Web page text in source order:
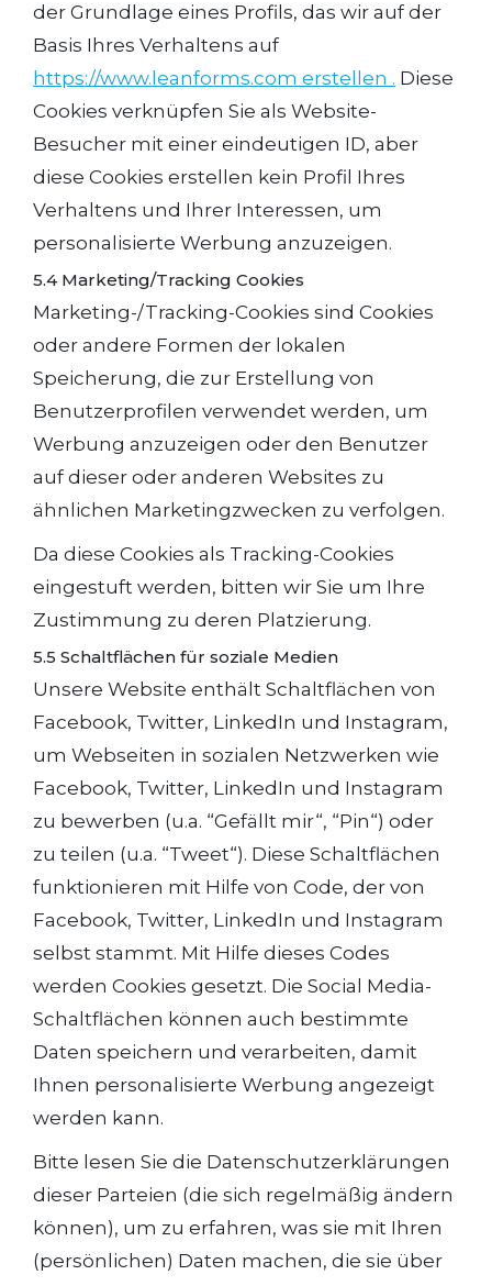
der Grundlage eines Profils, das wir auf der
Basis Ihres Verhaltens auf
https://www.leanforms.com erstellen . Diese
Cookies verknüpfen Sie als Website-
Besucher mit einer eindeutigen ID, aber
diese Cookies erstellen kein Profil Ihres
Verhaltens und Ihrer Interessen, um
personalisierte Werbung anzuzeigen.
5.4 Marketing/Tracking Cookies
Marketing-/Tracking-Cookies sind Cookies
oder andere Formen der lokalen
Speicherung, die zur Erstellung von
Benutzerprofilen verwendet werden, um
Werbung anzuzeigen oder den Benutzer
auf dieser oder anderen Websites zu
ähnlichen Marketingzwecken zu verfolgen.
Da diese Cookies als Tracking-Cookies
eingestuft werden, bitten wir Sie um Ihre
Zustimmung zu deren Platzierung.
5.5 Schaltflächen für soziale Medien
Unsere Website enthält Schaltflächen von
Facebook, Twitter, LinkedIn und Instagram,
um Webseiten in sozialen Netzwerken wie
Facebook, Twitter, LinkedIn und Instagram
zu bewerben (u.a. “Gefällt mir“, “Pin“) oder
zu teilen (u.a. “Tweet“). Diese Schaltflächen
funktionieren mit Hilfe von Code, der von
Facebook, Twitter, LinkedIn und Instagram
selbst stammt. Mit Hilfe dieses Codes
werden Cookies gesetzt. Die Social Media-
Schaltflächen können auch bestimmte
Daten speichern und verarbeiten, damit
Ihnen personalisierte Werbung angezeigt
werden kann.
Bitte lesen Sie die Datenschutzerklärungen
dieser Parteien (die sich regelmäßig ändern
können), um zu erfahren, was sie mit Ihren
(persönlichen) Daten machen, die sie über